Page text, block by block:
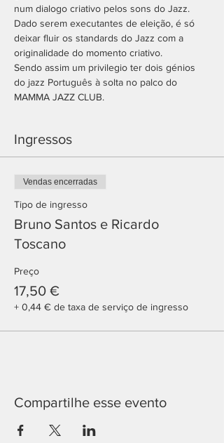
num dialogo criativo pelos sons do Jazz.
Dado serem executantes de eleição, é só
deixar fluir os standards do Jazz com a
originalidade do momento criativo.
Sendo assim um privilegio ter dois génios
do jazz Português à solta no palco do
MAMMA JAZZ CLUB.
Ingressos
Vendas encerradas
Tipo de ingresso
Bruno Santos e Ricardo
Toscano
Preço
17,50 €
+ 0,44 € de taxa de serviço de ingresso
Compartilhe esse evento